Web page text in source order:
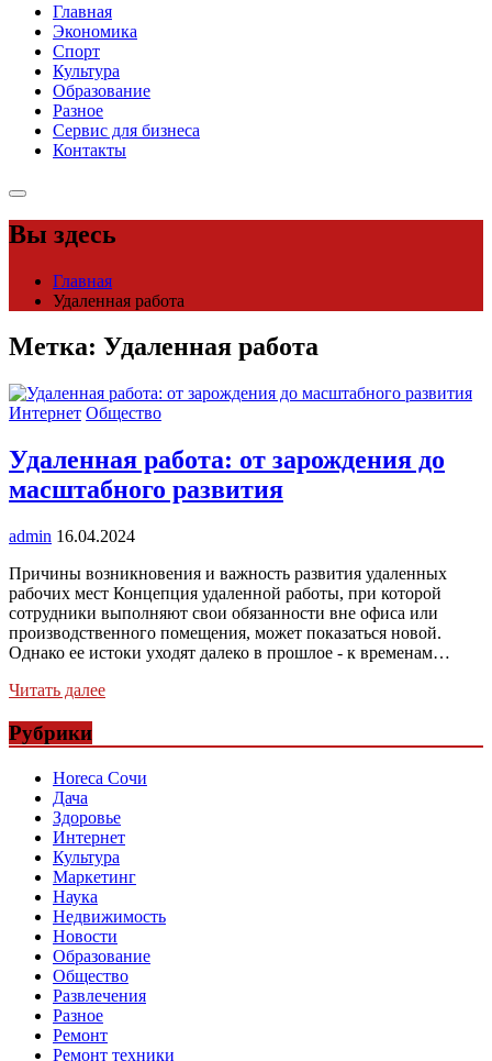
Главная
Экономика
Спорт
Культура
Образование
Разное
Сервис для бизнеса
Контакты
Вы здесь
Главная
Удаленная работа
Метка: Удаленная работа
Интернет Общество
Удаленная работа: от зарождения до
масштабного развития
admin 16.04.2024
Причины возникновения и важность развития удаленных
рабочих мест Концепция удаленной работы, при которой
сотрудники выполняют свои обязанности вне офиса или
производственного помещения, может показаться новой.
Однако ее истоки уходят далеко в прошлое - к временам…
Читать далее
Рубрики
Horeca Сочи
Дача
Здоровье
Интернет
Культура
Маркетинг
Наука
Недвижимость
Новости
Образование
Общество
Развлечения
Разное
Ремонт
Ремонт техники